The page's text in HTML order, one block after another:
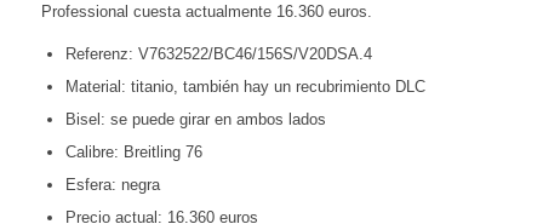
Professional cuesta actualmente 16.360 euros.
Referenz: V7632522/BC46/156S/V20DSA.4
Material: titanio, también hay un recubrimiento DLC
Bisel: se puede girar en ambos lados
Calibre: Breitling 76
Esfera: negra
Precio actual: 16.360 euros